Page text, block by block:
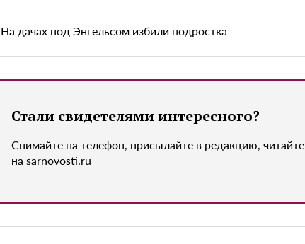
На дачах под Энгельсом избили подростка
Стали свидетелями интересного?
Снимайте на телефон, присылайте в редакцию, читайте
на sarnovosti.ru